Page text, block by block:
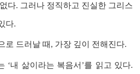
다. 그러나 정직하고 진실한 그리스
다.
로 드러날 때 , 가장 깊이 전해진다.
‘내 삶이라는 복음서 ’를 읽고 있다.